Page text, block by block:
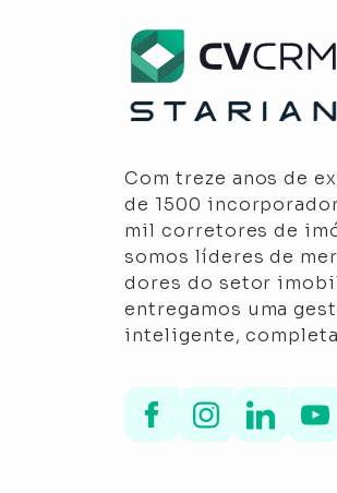
Com treze anos de
de 1500
mil corretores de
somos líderes de
dores do setor
entregamos uma
inteligente,